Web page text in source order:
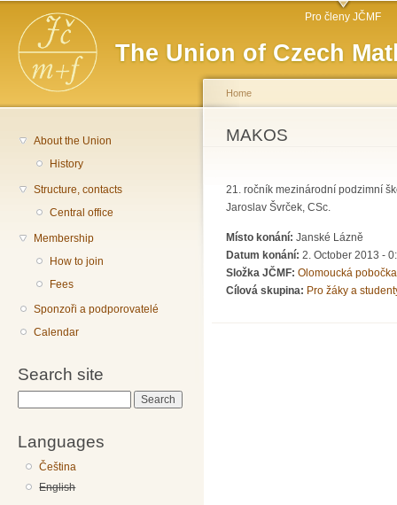
The Union of Czech
Main menu Pro členy JČMF
About the Union
History
Structure, contacts
Central office
Membership
How to join
Fees
Sponzoři a podporovatelé
Calendar
Search site
Languages
Čeština
English
You are here
Home
MAKOS
21. ročník mezinárodní podzimní
Jaroslav Švrček, CSc.
Místo konání: Janské Lázně
Datum konání: 2. October 2013 -
Složka JČMF: Olomoucká pobočka
Cílová skupina: Pro žáky a